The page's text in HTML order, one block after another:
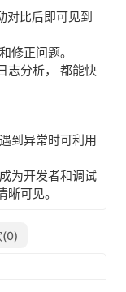
对比后即可见到
修正问题。
志分析， 都能快
到异常时可利用
为开发者和调试
可见。
(0)